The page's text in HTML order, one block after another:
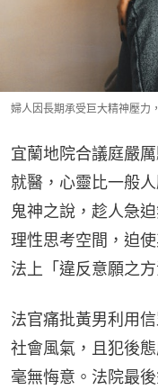
婦人因長期承受巨大精神壓力
宜蘭地院合議庭嚴
就醫，心靈比一般
鬼神之說，趁人急
理性思考空間，迫
法上「違反意願之方
法官痛批黃男利用
社會風氣，且犯後
毫無悔意。法院最